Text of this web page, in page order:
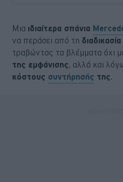
Μια ιδιαίτερα σπάνια
να περάσει από τη
τραβώντας τα βλέμματα όχι
της εμφάνισης, αλλά και
κόστους συντήρησής της.